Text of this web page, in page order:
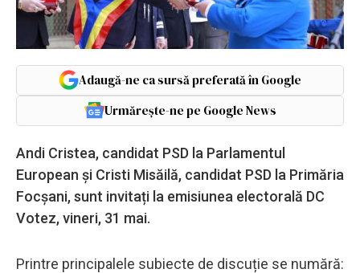
Adaugă-ne ca sursă preferată în Google
Urmărește-ne pe Google News
Andi Cristea, candidat PSD la Parlamentul
European și Cristi Misăilă, candidat PSD la Primăria
Focșani, sunt invitați la emisiunea electorală DC
Votez, vineri, 31 mai.
Printre principalele subiecte de discuție se numără: